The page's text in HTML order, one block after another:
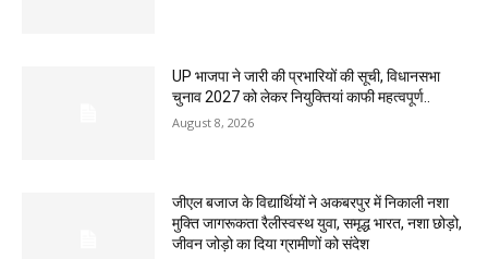
UP भाजपा ने जारी की प्रभारियों की सूची, विधानसभा
चुनाव 2027 को लेकर नियुक्तियां काफी महत्वपूर्ण..
August 8, 2026
जीएल बजाज के विद्यार्थियों ने अकबरपुर में निकाली नशा
मुक्ति जागरूकता रैलीस्वस्थ युवा, समृद्ध भारत, नशा छोड़ो,
जीवन जोड़ो का दिया ग्रामीणों को संदेश